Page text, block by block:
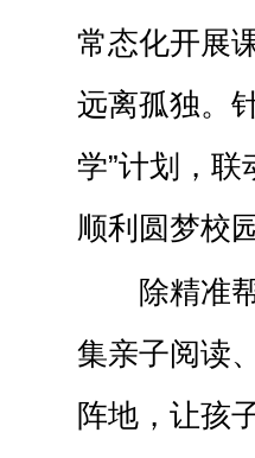
常态化开展
远离孤独。
学”计划，
顺利圆梦校
除精准
集亲子阅读
阵地，让孩